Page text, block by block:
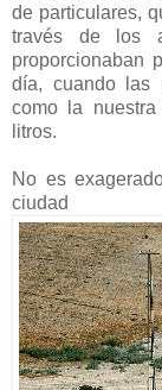
de particulares,
través de los
proporcionaban
día, cuando las
como la
litros.
No es